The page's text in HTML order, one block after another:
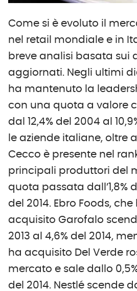
Come si è evoluto il
nel retail mondiale e in
breve analisi basata sui
aggiornati. Negli ultimi
ha mantenuto la
con una quota a valore
dal 12,4% del 2004 al
le aziende italiane, oltre
Cecco è presente nel
principali produttori del
quota passata dall’1,8%
del 2014. Ebro Foods, che
acquisito Garofalo
2013 al 4,6% del 2014,
ha acquisito Del Verde
mercato e sale dallo
del 2014. Nestlé scende